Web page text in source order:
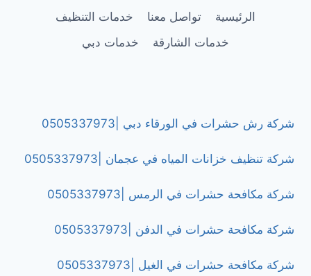
الخيمة/0505337973الرئيسية تواصل معنا
خدمات التنظيف
خدمات الشارقة
خدمات دبي
شركة رش حشرات في الورقاء دبي |0505337973
شركة تنظيف خزانات المياه في عجمان |0505337973
شركة مكافحة حشرات في الرمس |0505337973
شركة مكافحة حشرات في الدفن |0505337973
شركة مكافحة حشرات في الغيل |0505337973